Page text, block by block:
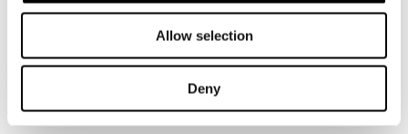
Allow selection
Deny
Circolari
Circolare Prot. n. C/28 - Piano Workshop ENIT 2026
Iscriviti alla newsletter
Risparmia con le nostre convenzioni
Associati